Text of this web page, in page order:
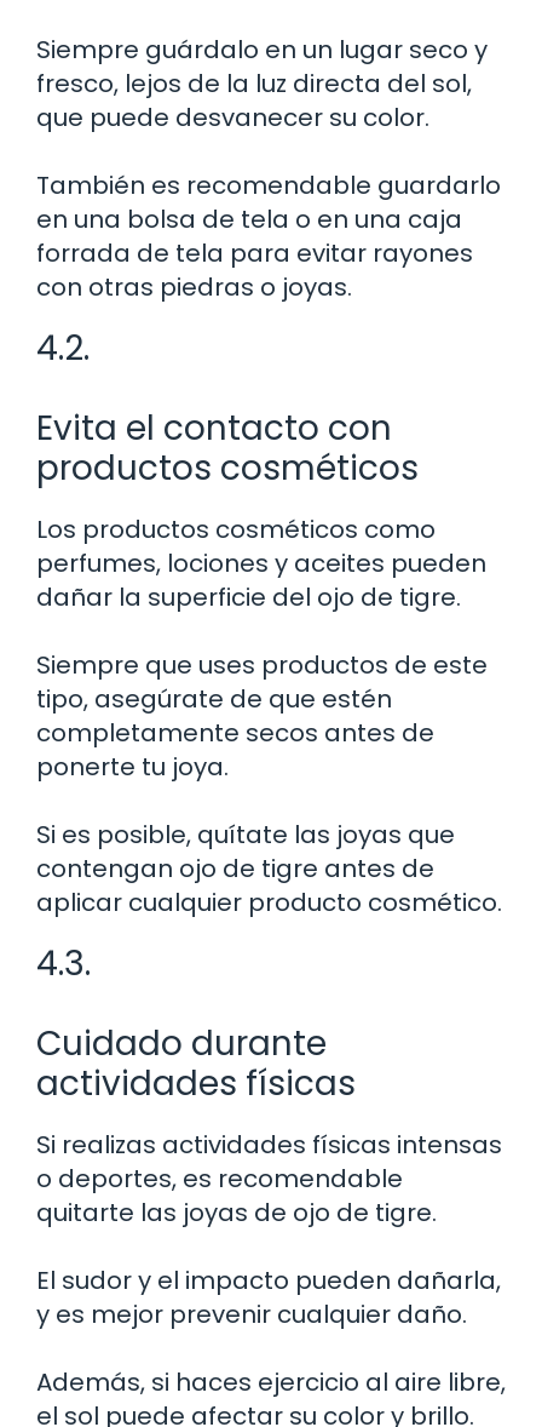
Siempre guárdalo en un lugar seco y
fresco, lejos de la luz directa del sol,
que puede desvanecer su color.
También es recomendable guardarlo
en una bolsa de tela o en una caja
forrada de tela para evitar rayones
con otras piedras o joyas.
4.2.
Evita el contacto con
productos cosméticos
Los productos cosméticos como
perfumes, lociones y aceites pueden
dañar la superficie del ojo de tigre.
Siempre que uses productos de este
tipo, asegúrate de que estén
completamente secos antes de
ponerte tu joya.
Si es posible, quítate las joyas que
contengan ojo de tigre antes de
aplicar cualquier producto cosmético.
4.3.
Cuidado durante
actividades físicas
Si realizas actividades físicas intensas
o deportes, es recomendable
quitarte las joyas de ojo de tigre.
El sudor y el impacto pueden dañarla,
y es mejor prevenir cualquier daño.
Además, si haces ejercicio al aire libre,
el sol puede afectar su color y brillo.